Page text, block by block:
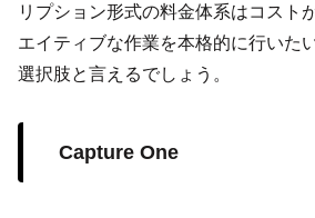
リプション形式の料金体系はコスト
エイティブな作業を本格的に行いた
選択肢と言えるでしょう。
Capture One